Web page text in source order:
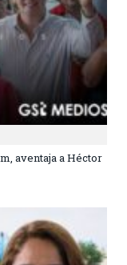
aventaja a Héctor